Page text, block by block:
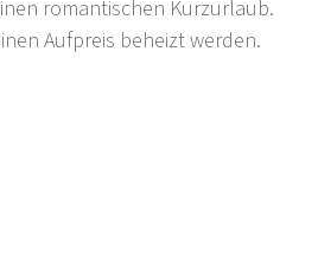
romantischen Kurzurlaub.
Aufpreis beheizt werden.
malerischen Gegend in der
im Nordwesten
und einem atemberaubenden